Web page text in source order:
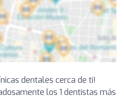
dentales cerca de ti!
los 1 dentistas más